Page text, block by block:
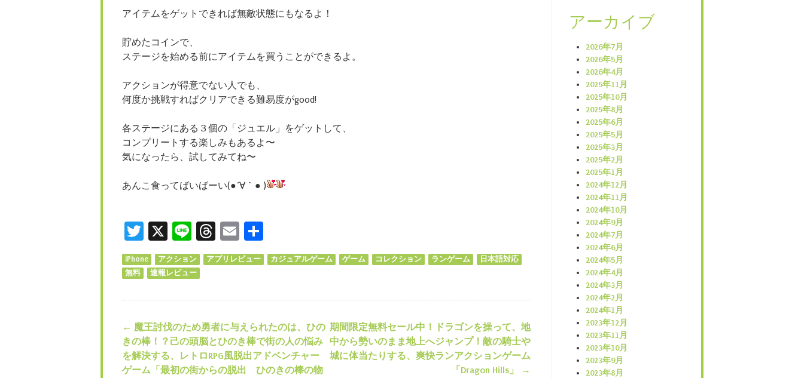
アイテムをゲットできれば無敵状態にもなるよ！
貯めたコインで、
ステージを始める前にアイテムを買うことができるよ。
アクションが得意でない人でも、
何度か挑戦すればクリアできる難易度がgood!
各ステージにある３個の「ジュエル」をゲットして、
コンプリートする楽しみもあるよ〜
気になったら、 試してみてね〜
あんこ食ってばいばーい(●´∀｀● )
Twitter
X LineThreads
Email
有
iPhone アクション アプリレビュー カジュアルゲーム ゲーム コレクション ランゲーム
日本語対応
無料
速報レビュー
投稿ナビゲーション
← 魔王討伐のため勇者に与えられたのは、ひの
きの棒！？己の頭脳とひのき棒で街の人の悩み
を解決する、レトロRPG風脱出アドベンチャー
ゲーム「最初の街からの脱出 ひのきの棒の物
期間限定無料セール中！ドラゴンを操って、地
中から勢いのまま地上へジャンプ！敵の騎士や
城に体当たりする、爽快ランアクションゲーム
「Dragon Hills」
→
アーカイブ
2026年7月
2026年5月
2026年4月
2025年11月
2025年10月
2025年8月
2025年6月
2025年5月
2025年3月
2025年2月
2025年1月
2024年12月
2024年11月
2024年10月
2024年9月
2024年7月
2024年6月
2024年5月
2024年4月
2024年3月
2024年2月
2024年1月
2023年12月
2023年11月
2023年10月
2023年9月
2023年8月